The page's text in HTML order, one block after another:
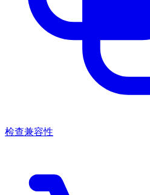
检查兼容性